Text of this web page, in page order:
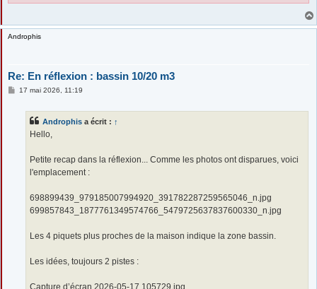
Androphis
Re: En réflexion : bassin 10/20 m3
M17 mai 2026, 11:19
Androphis a écrit : ↑
Hello,
Petite recap dans la réflexion... Comme les photos ont disparues, voici
l'emplacement :
698899439_979185007994920_391782287259565046_n.jpg
699857843_1877761349574766_5479725637837600330_n.jpg
Les 4 piquets plus proches de la maison indique la zone bassin.
Les idées, toujours 2 pistes :
Capture d’écran 2026-05-17 105729.jpg